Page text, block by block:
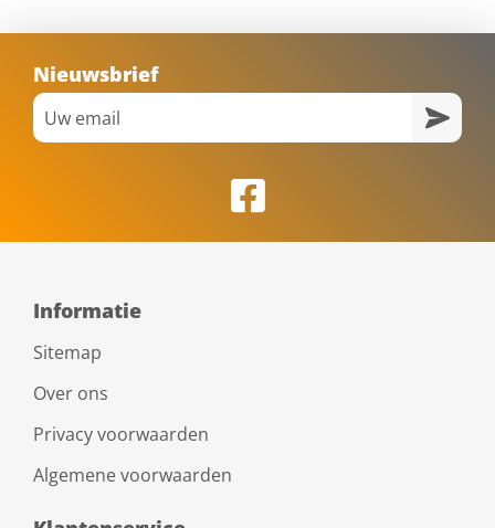
Nieuwsbrief
Informatie
Sitemap
Over ons
Privacy voorwaarden
Algemene voorwaarden